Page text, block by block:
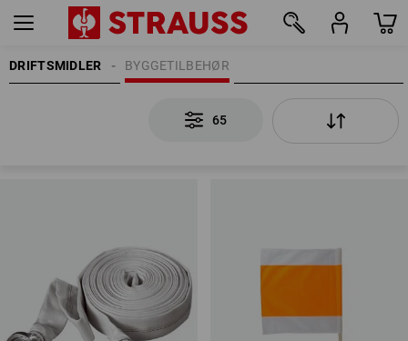
DRIFTSMIDLER BYGGETILBEHØR
65